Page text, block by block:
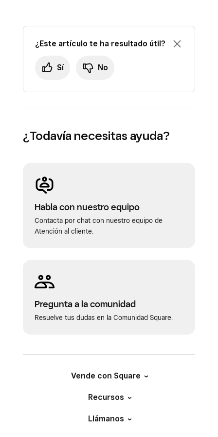
¿Este artículo te ha resultado útil?
Sí No
¿Todavía necesitas ayuda?
Habla con nuestro equipo
Contacta por chat con nuestro equipo de
Atención al cliente.
Pregunta a la comunidad
Resuelve tus dudas en la Comunidad Square.
Vende con Square
Recursos
Llámanos